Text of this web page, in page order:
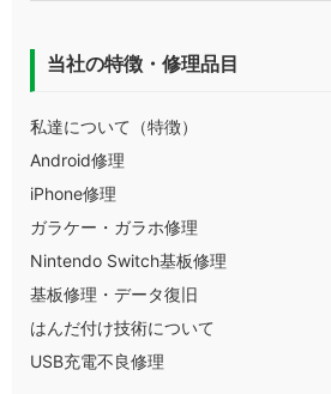
当社の特徴・修理品目
私達について（特徴）
Android修理
iPhone修理
ガラケー・ガラホ修理
Nintendo Switch基板修理
基板修理・データ復旧
はんだ付け技術について
USB充電不良修理